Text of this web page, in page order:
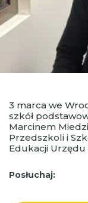
3 marca we
szkół
Marcinem
Przedszkoli i
Edukacji Urzędu
Posłuchaj: